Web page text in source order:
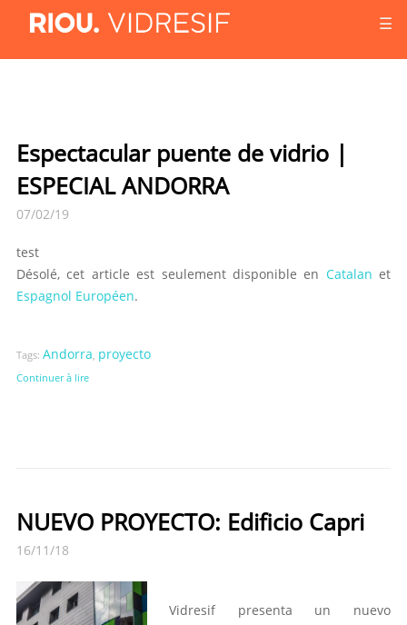
☰
Espectacular puente de vidrio |
ESPECIAL ANDORRA
07/02/19
test
Désolé, cet article est seulement disponible en Catalan et
Espagnol Européen.
Tags: Andorra, proyecto
Continuer à lire
NUEVO PROYECTO: Edificio Capri
16/11/18
Vidresif presenta un nuevo